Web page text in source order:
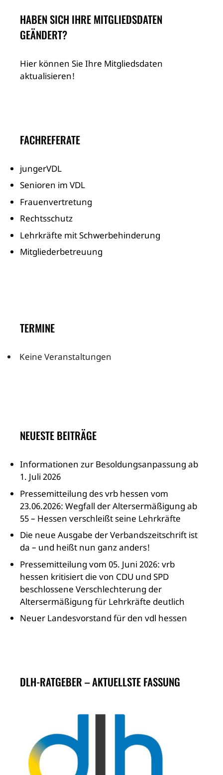
HABEN SICH IHRE MITGLIEDSDATEN
GEÄNDERT?
Hier können Sie Ihre Mitgliedsdaten
aktualisieren!
FACHREFERATE
jungerVDL
Senioren im VDL
Frauenvertretung
Rechtsschutz
Lehrkräfte mit Schwerbehinderung
Mitgliederbetreuung
TERMINE
Keine Veranstaltungen
NEUESTE BEITRÄGE
Informationen zur Besoldungsanpassung ab
1. Juli 2026
Pressemitteilung des vrb hessen vom
23.06.2026: Wegfall der Altersermäßigung ab
55 – Hessen verschleißt seine Lehrkräfte
Die neue Ausgabe der Verbandszeitschrift ist
da – und heißt nun ganz anders!
Pressemitteilung vom 05. Juni 2026: vrb
hessen kritisiert die von CDU und SPD
beschlossene Verschlechterung der
Altersermäßigung für Lehrkräfte deutlich
Neuer Landesvorstand für den vdl hessen
DLH-RATGEBER – AKTUELLSTE FASSUNG